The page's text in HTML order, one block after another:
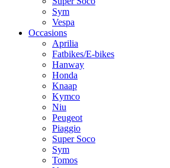
Sym
Vespa
Occasions
Aprilia
Fatbikes/E-bikes
Hanway
Honda
Knaap
Kymco
Niu
Peugeot
Piaggio
Super Soco
Sym
Tomos